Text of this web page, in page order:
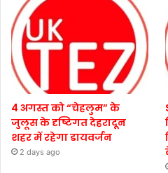
4 अगस्त को “चेहलुम” के
जुलूस के दृष्टिगत देहरादून
शहर में रहेगा डायवर्जन
2 days ago